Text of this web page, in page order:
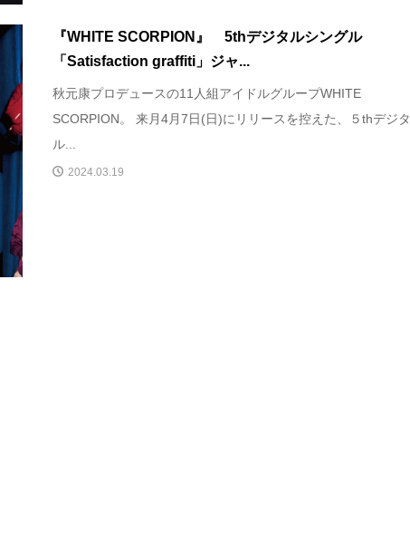
『WHITE SCORPION』 5thデジタルシングル
「Satisfaction graffiti」ジャ...
秋元康プロデュースの11人組アイドルグループWHITE
SCORPION。 来月4月7日(日)にリリースを控えた、５thデジタ
ル...
2024.03.19